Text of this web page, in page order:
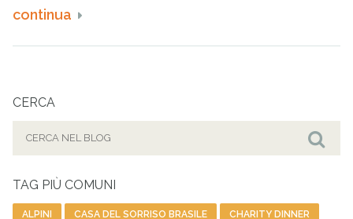
continua
CERCA
TAG PIÙ COMUNI
ALPINI CASA DEL SORRISO BRASILE CHARITY DINNER